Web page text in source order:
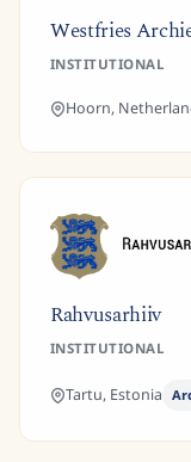
Westfries
INSTITUTIONAL
Hoorn,
Rahvusarhiiv
INSTITUTIONAL
Tartu, Estonia